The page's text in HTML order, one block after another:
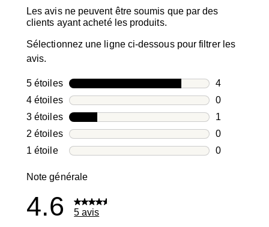
Les avis ne peuvent être soumis que par des
clients ayant acheté les produits.
Sélectionnez une ligne ci-dessous pour filtrer les
avis.
5 étoilesétoiles
4
4 avis avec
4 étoilesétoiles
0
0 avis avec
3 étoilesétoiles
1
1 avis avec
2 étoilesétoiles
0
0 avis avec
1 étoileétoiles
0
Note générale
4.6 5 avis